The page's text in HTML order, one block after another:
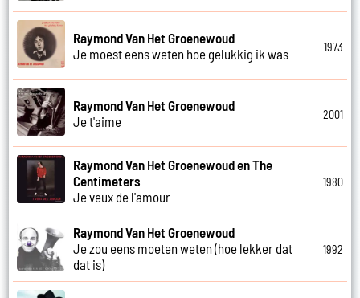
Raymond Van Het Groenewoud
Je moest eens weten hoe gelukkig ik was
1973
Raymond Van Het Groenewoud
Je t'aime
2001
Raymond Van Het Groenewoud en The
Centimeters
Je veux de l'amour
1980
Raymond Van Het Groenewoud
Je zou eens moeten weten (hoe lekker dat
dat is)
1992